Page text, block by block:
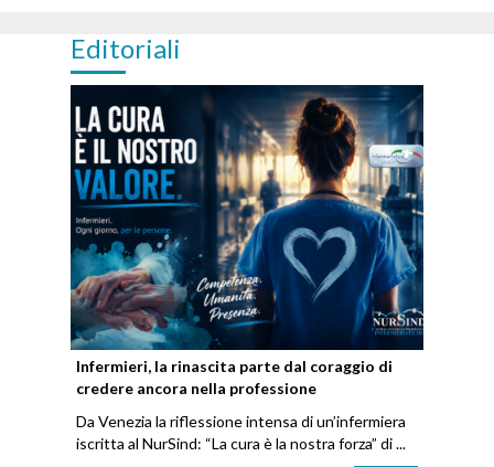
Editoriali
Infermieri, la rinascita parte dal coraggio di
credere ancora nella professione
Da Venezia la riflessione intensa di un’infermiera
iscritta al NurSind: “La cura è la nostra forza” di ...